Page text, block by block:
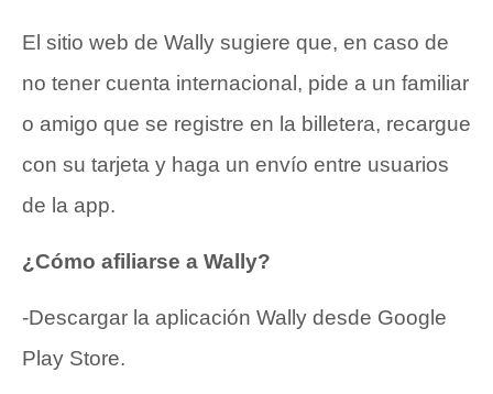
El sitio web de Wally sugiere que, en caso de
no tener cuenta internacional, pide a un familiar
o amigo que se registre en la billetera, recargue
con su tarjeta y haga un envío entre usuarios
de la app.
¿Cómo afiliarse a Wally?
-Descargar la aplicación Wally desde Google
Play Store.